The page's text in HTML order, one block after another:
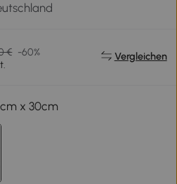
€ -60%
Vergleichen
x 30cm